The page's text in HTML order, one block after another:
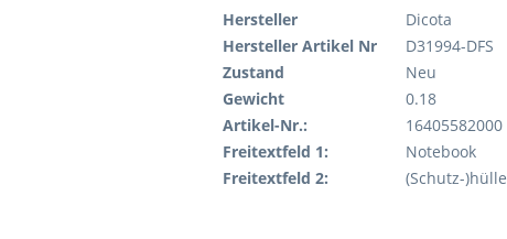
Hersteller
Dicota
Hersteller Artikel Nr
D31994-DFS
Zustand
Neu
Gewicht
0.18
Artikel-Nr.:
16405582000
Freitextfeld 1:
Notebook
Freitextfeld 2:
(Schutz-)hülle